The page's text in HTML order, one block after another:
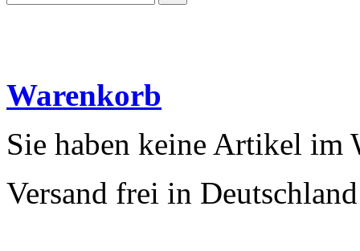
Warenkorb
Sie haben keine Artikel im
Versand frei in